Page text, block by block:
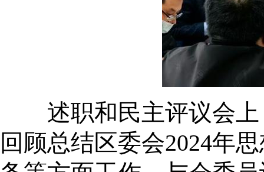
述职和民主评议会上
回顾总结区委会2024年